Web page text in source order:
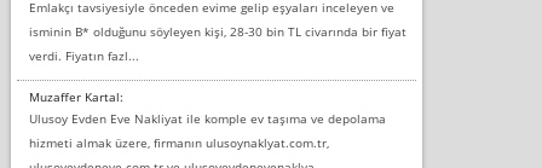
Emlakçı tavsiyesiyle önceden evime gelip eşyaları inceleyen ve
isminin B* olduğunu söyleyen kişi, 28-30 bin TL civarında bir fiyat
verdi. Fiyatın fazl...
Muzaffer Kartal:
Ulusoy Evden Eve Nakliyat ile komple ev taşıma ve depolama
hizmeti almak üzere, firmanın ulusoynaklyat.com.tr,